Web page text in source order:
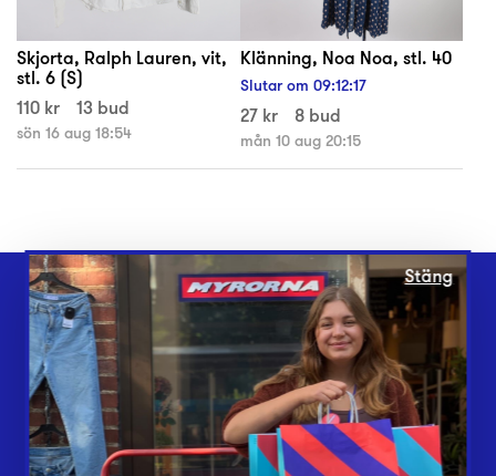
Skjorta, Ralph Lauren, vit,
stl. 6 (S)
110 kr
13 bud
sön 16 aug 18:54
Klänning, Noa Noa, stl. 40
Slutar om 09:12:17
27 kr 8 bud
mån 10 aug 20:15
Webbshop
Butiker
Lämna in
Vårt överskott
Stäng